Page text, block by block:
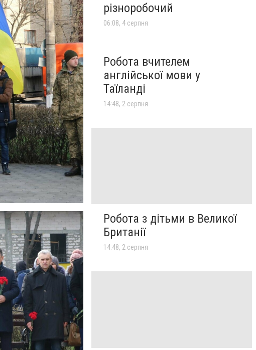
різноробочий
06:08, 4 серпня
Робота вчителем
англійської мови у
Таїланді
14:48, 2 серпня
Робота з дітьми в Великої
Британії
14:48, 2 серпня